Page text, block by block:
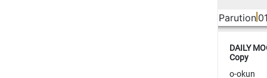
Parution
DAILY
Copy
o-okun